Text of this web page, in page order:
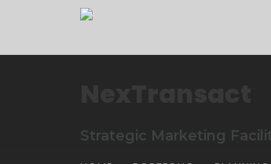
Strategic Marketing